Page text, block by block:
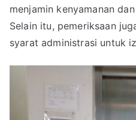
menjamin kenyamanan
Selain itu, pemeriksaan
syarat administrasi untuk